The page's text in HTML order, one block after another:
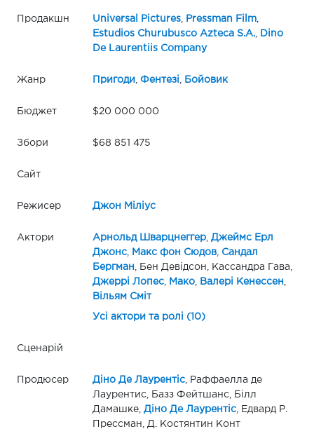
Продакшн Universal Pictures, Pressman Film,
Estudios Churubusco Azteca S.A.,
Dino
De Laurentiis Company
Жанр Пригоди Фентезі Бойовик
Бюджет $20 000 000
Збори $68 851 475
Сайт
Режисер Джон Міліус
Актори Арнольд Шварцнеггер, Джеймс Ерл
Джонс, Макс фон Сюдов,
Сандал
Бергман , Бен Девідсон, Кассандра Гава,
Джеррі Лопес, Мако, Валері Кенессен
Вільям Сміт
Усі актори та ролі (10)
Сценарій
Продюсер Діно Де Лаурентіс, Раффаелла де
Лаурентис, Базз Фейтшанс, Білл
Дамашке, Діно Де Лаурентіс, Едвард Р.
Прессман, Д. Костянтин Конт